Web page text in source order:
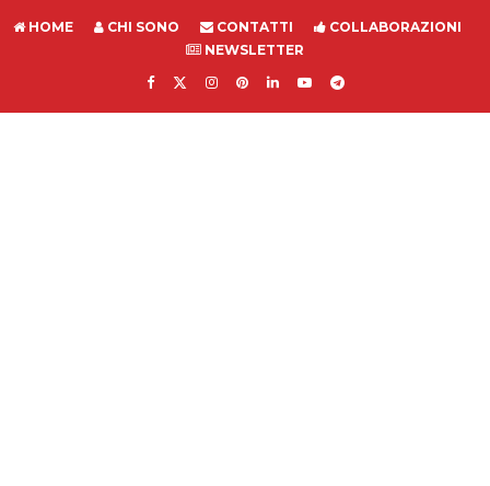
HOME CHI SONO CONTATTI
COLLABORAZIONI
NEWSLETTER